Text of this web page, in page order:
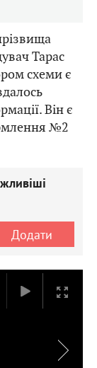
Тарас
схеми є
Він є
№2
Додати